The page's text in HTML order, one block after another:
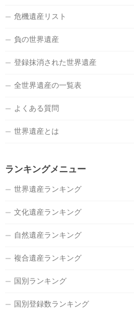
危機遺産リスト
負の世界遺産
登録抹消された世界遺産
全世界遺産の一覧表
よくある質問
世界遺産とは
ランキングメニュー
世界遺産ランキング
文化遺産ランキング
自然遺産ランキング
複合遺産ランキング
国別ランキング
国別登録数ランキング